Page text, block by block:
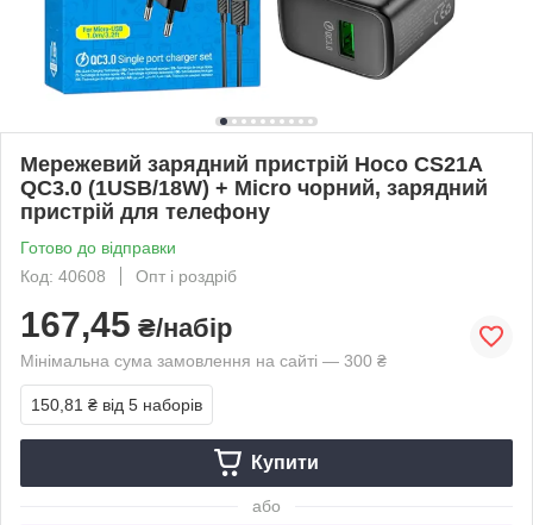
Мережевий зарядний пристрій Hoco CS21A
QC3.0 (1USB/18W) + Micro чорний, зарядний
пристрій для телефону
Готово до відправки
Код: 40608
Опт і роздріб
167,45 ₴/набір
Мінімальна сума замовлення на сайті — 300 ₴
150,81 ₴ від 5 наборів
Купити
або